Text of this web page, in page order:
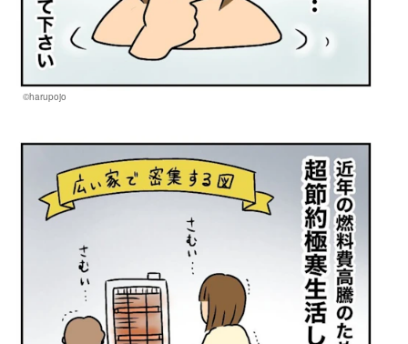
©harupojo